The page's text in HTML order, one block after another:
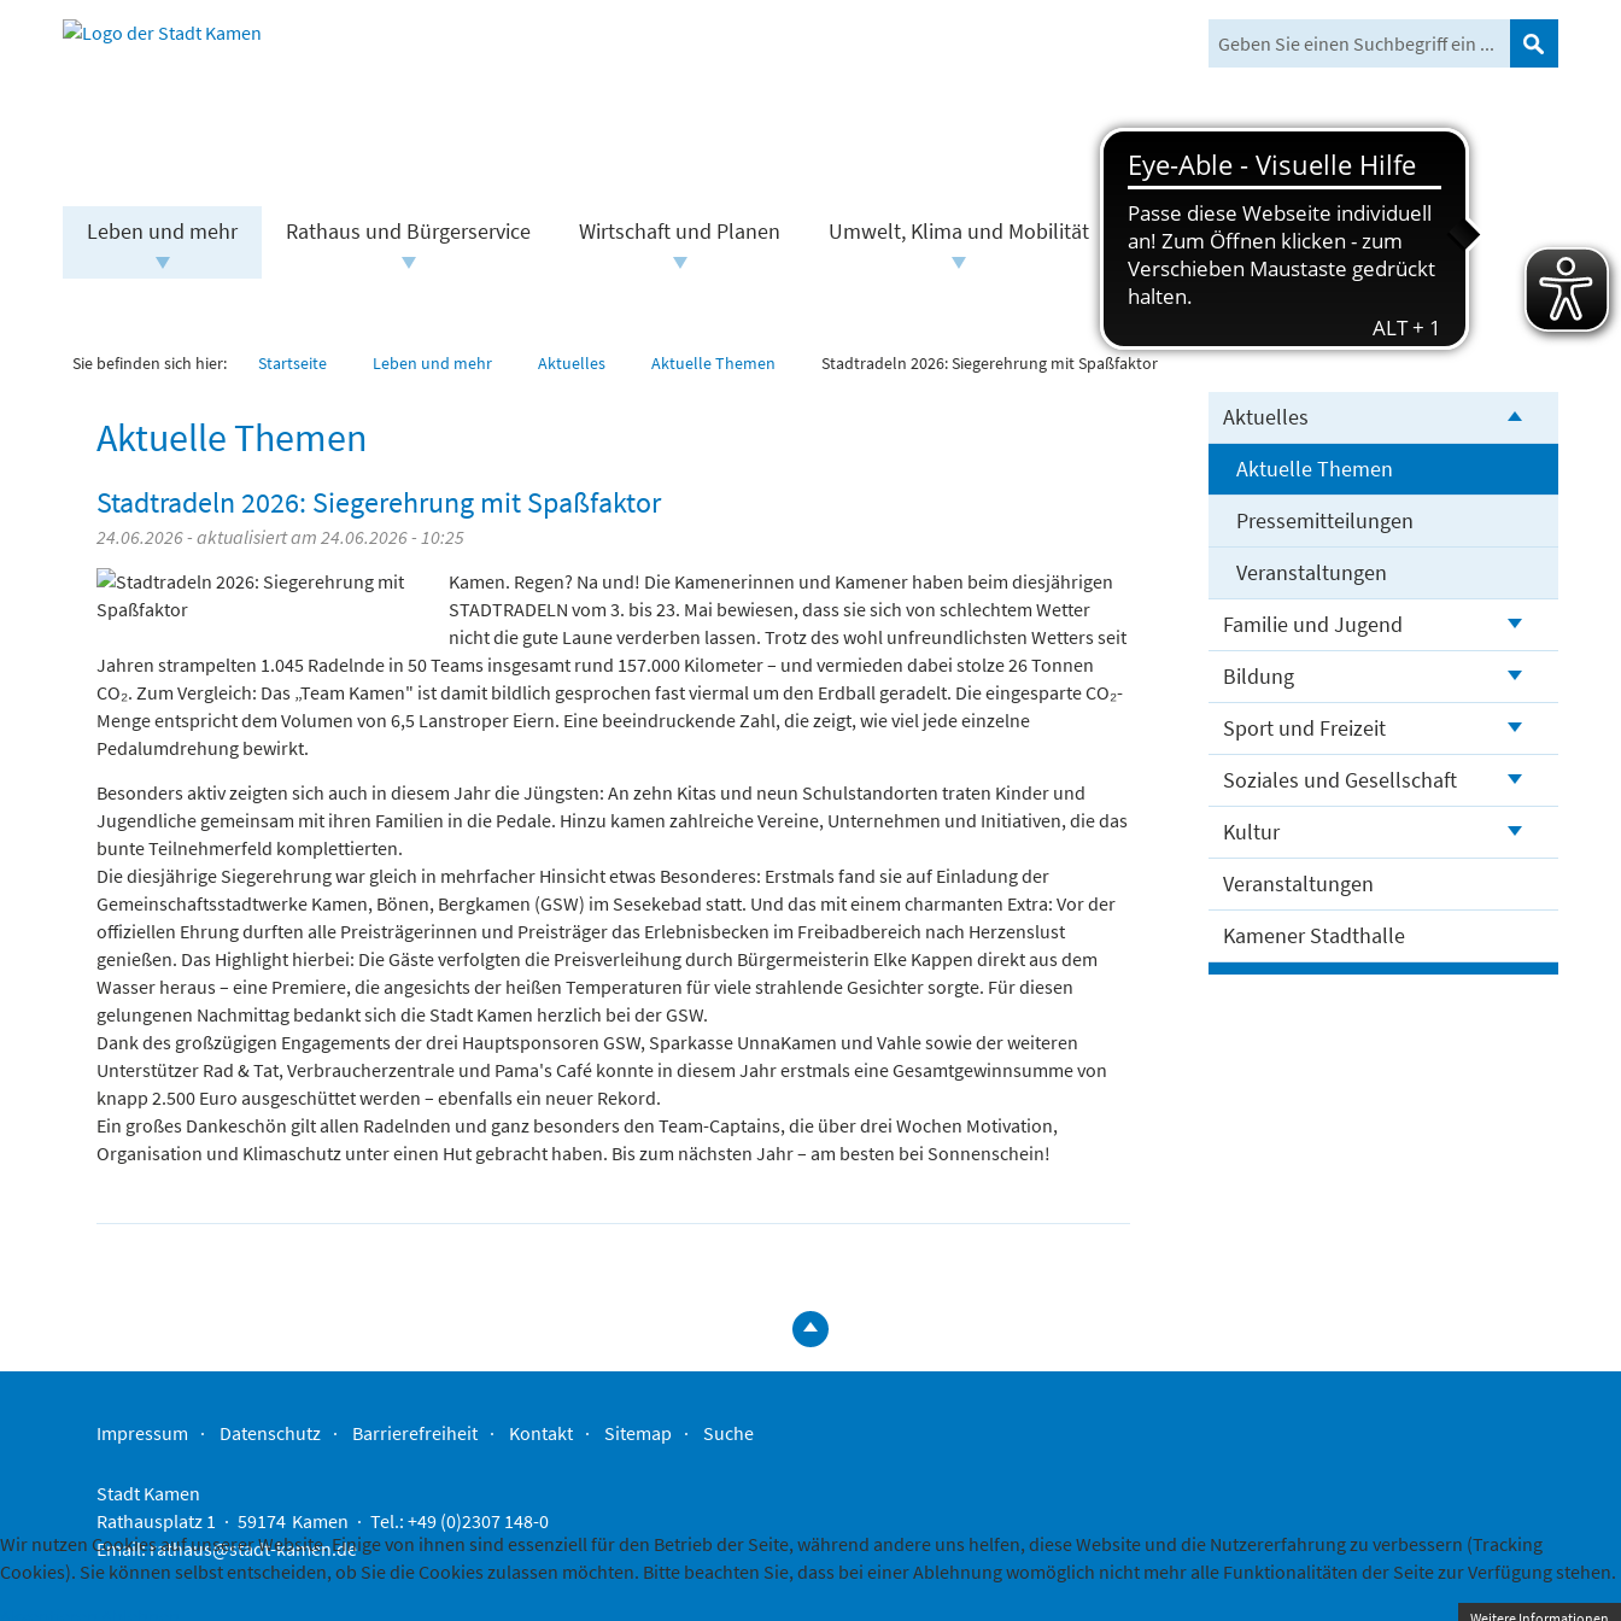
Leben und mehr Rathaus und Bürgerservice Wirtschaft und Planen Umwelt, Klima und Mobilität Freizeit und Tourismus
Sie befinden sich hier: Startseite Leben und mehr Aktuelles Aktuelle Themen Stadtradeln 2026: Siegerehrung mit Spaßfaktor
Aktuelle Themen
Stadtradeln 2026: Siegerehrung mit Spaßfaktor
24.06.2026 - aktualisiert am 24.06.2026 - 10:25
Kamen. Regen? Na und! Die Kamenerinnen und Kamener haben beim diesjährigen
STADTRADELN vom 3. bis 23. Mai bewiesen, dass sie sich von schlechtem Wetter
nicht die gute Laune verderben lassen. Trotz des wohl unfreundlichsten Wetters seit
Jahren strampelten 1.045 Radelnde in 50 Teams insgesamt rund 157.000 Kilometer – und vermieden dabei stolze 26 Tonnen
CO₂. Zum Vergleich: Das „Team Kamen" ist damit bildlich gesprochen fast viermal um den Erdball geradelt. Die eingesparte CO₂-
Menge entspricht dem Volumen von 6,5 Lanstroper Eiern. Eine beeindruckende Zahl, die zeigt, wie viel jede einzelne
Pedalumdrehung bewirkt.
Besonders aktiv zeigten sich auch in diesem Jahr die Jüngsten: An zehn Kitas und neun Schulstandorten traten Kinder und
Jugendliche gemeinsam mit ihren Familien in die Pedale. Hinzu kamen zahlreiche Vereine, Unternehmen und Initiativen, die das
bunte Teilnehmerfeld komplettierten.
Die diesjährige Siegerehrung war gleich in mehrfacher Hinsicht etwas Besonderes: Erstmals fand sie auf Einladung der
Gemeinschaftsstadtwerke Kamen, Bönen, Bergkamen (GSW) im Sesekebad statt. Und das mit einem charmanten Extra: Vor der
offiziellen Ehrung durften alle Preisträgerinnen und Preisträger das Erlebnisbecken im Freibadbereich nach Herzenslust
genießen. Das Highlight hierbei: Die Gäste verfolgten die Preisverleihung durch Bürgermeisterin Elke Kappen direkt aus dem
Wasser heraus – eine Premiere, die angesichts der heißen Temperaturen für viele strahlende Gesichter sorgte. Für diesen
gelungenen Nachmittag bedankt sich die Stadt Kamen herzlich bei der GSW.
Dank des großzügigen Engagements der drei Hauptsponsoren GSW, Sparkasse UnnaKamen und Vahle sowie der weiteren
Unterstützer Rad & Tat, Verbraucherzentrale und Pama's Café konnte in diesem Jahr erstmals eine Gesamtgewinnsumme von
knapp 2.500 Euro ausgeschüttet werden – ebenfalls ein neuer Rekord.
Ein großes Dankeschön gilt allen Radelnden und ganz besonders den Team-Captains, die über drei Wochen Motivation,
Organisation und Klimaschutz unter einen Hut gebracht haben. Bis zum nächsten Jahr – am besten bei Sonnenschein!
Aktuelles
Aktuelle Themen
Pressemitteilungen
Veranstaltungen
Familie und Jugend
Bildung
Sport und Freizeit
Soziales und Gesellschaft
Kultur
Veranstaltungen
Kamener Stadthalle
zum
Seitenanfang
Impressum Datenschutz Barrierefreiheit Kontakt Sitemap Suche
Stadt Kamen
Rathausplatz 1
59174 Kamen
Tel.: +49 (0)2307 148-0
Email:rathaus@stadt-kamen.de
Wir nutzen Cookies auf unserer Website. Einige von ihnen sind essenziell für den Betrieb der Seite, während andere uns helfen, diese Website und die Nutzererfahrung zu verbessern (Tracking
Cookies). Sie können selbst entscheiden, ob Sie die Cookies zulassen möchten. Bitte beachten Sie, dass bei einer Ablehnung womöglich nicht mehr alle Funktionalitäten der Seite zur Verfügung stehen.